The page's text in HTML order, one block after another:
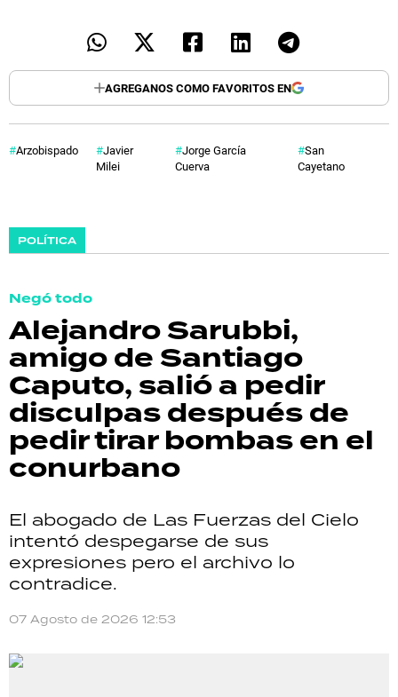
AGREGANOS COMO FAVORITOS EN
Arzobispado
Javier
Milei
Jorge García
Cuerva
San
Cayetano
POLÍTICA
Negó todo
Alejandro Sarubbi,
amigo de Santiago
Caputo, salió a pedir
disculpas después de
pedir tirar bombas en el
conurbano
El abogado de Las Fuerzas del Cielo
intentó despegarse de sus
expresiones pero el archivo lo
contradice.
07 Agosto de 2026 12:53